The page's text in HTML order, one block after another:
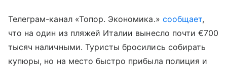
Телеграм-канал «Топор. Экономика.» сообщает,
что на один из пляжей Италии вынесло почти €700
тысяч наличными. Туристы бросились собирать
купюры, но на место быстро прибыла полиция и